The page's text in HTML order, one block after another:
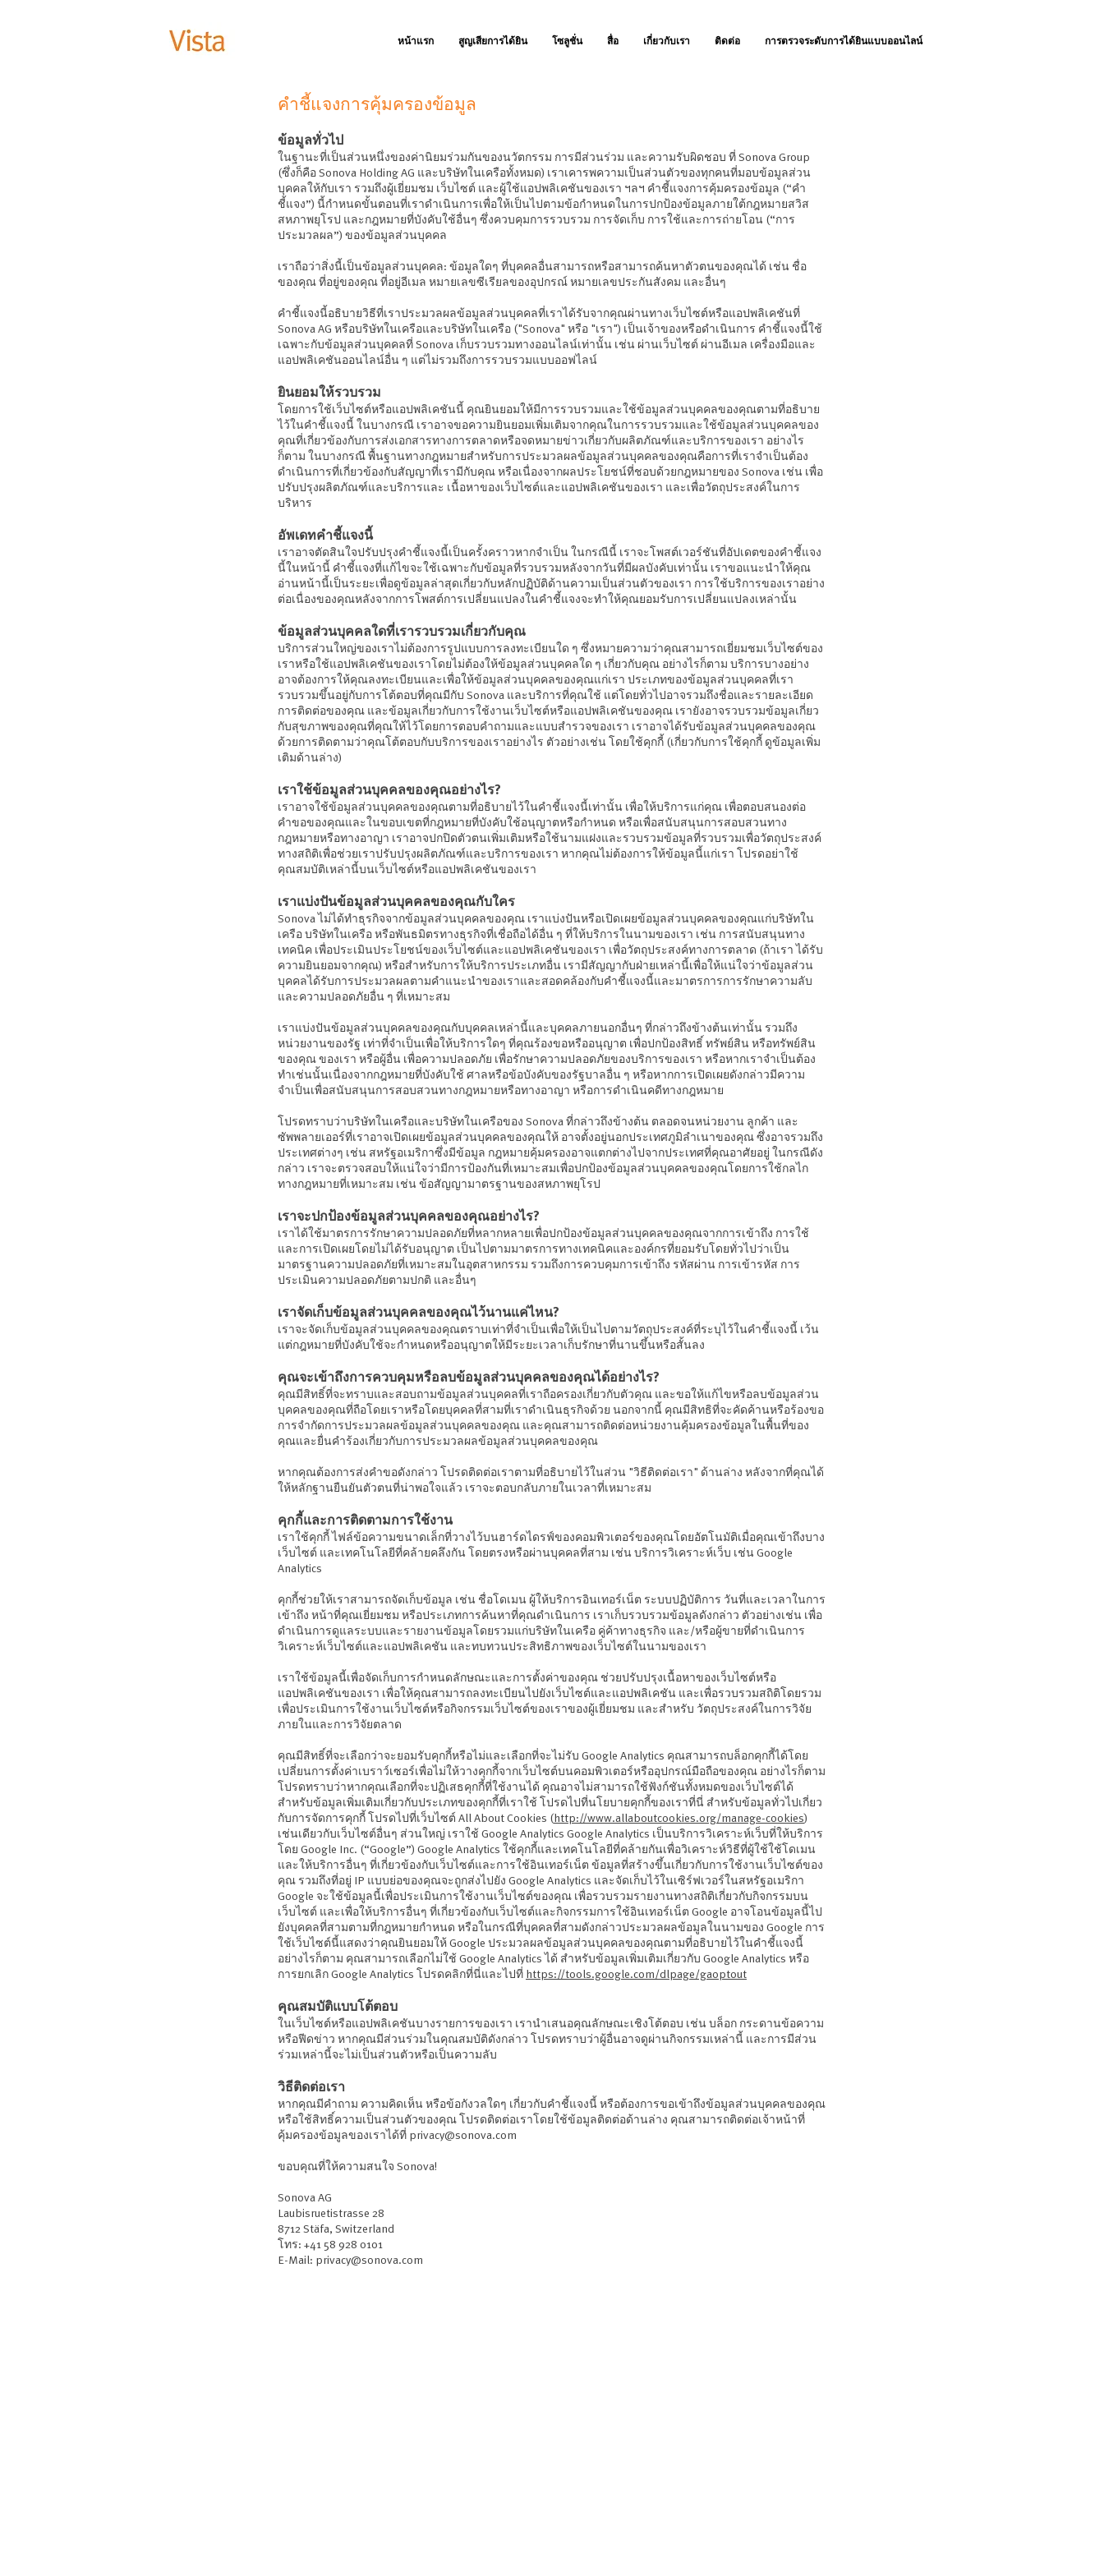
หน้าแรก สูญเสียการได้ยิน โซลูชั่น สื่อ เกี่ยวกับเรา ติดต่อ การตรวจระดับการได้ยินแบบออนไลน์
คำชี้แจงการคุ้มครองข้อมูล
ข้อมูลทั่วไป
ในฐานะที่เป็นส่วนหนึ่งของค่านิยมร่วมกันของนวัตกรรม การมีส่วนร่วม และความรับผิดชอบ ที่ Sonova Group
(ซึ่งก็คือ Sonova Holding AG และบริษัทในเครือทั้งหมด) เราเคารพความเป็นส่วนตัวของทุกคนที่มอบข้อมูลส่วน
บุคคลให้กับเรา รวมถึงผู้เยี่ยมชม เว็บไซต์ และผู้ใช้แอปพลิเคชันของเรา ฯลฯ คำชี้แจงการคุ้มครองข้อมูล (“คำ
ชี้แจง”) นี้กำหนดขั้นตอนที่เราดำเนินการเพื่อให้เป็นไปตามข้อกำหนดในการปกป้องข้อมูลภายใต้กฎหมายสวิส
สหภาพยุโรป และกฎหมายที่บังคับใช้อื่นๆ ซึ่งควบคุมการรวบรวม การจัดเก็บ การใช้และการถ่ายโอน (“การ
ประมวลผล”) ของข้อมูลส่วนบุคคล
เราถือว่าสิ่งนี้เป็นข้อมูลส่วนบุคคล: ข้อมูลใดๆ ที่บุคคลอื่นสามารถหรือสามารถค้นหาตัวตนของคุณได้ เช่น ชื่อ
ของคุณ ที่อยู่ของคุณ ที่อยู่อีเมล หมายเลขซีเรียลของอุปกรณ์ หมายเลขประกันสังคม และอื่นๆ
คำชี้แจงนี้อธิบายวิธีที่เราประมวลผลข้อมูลส่วนบุคคลที่เราได้รับจากคุณผ่านทางเว็บไซต์หรือแอปพลิเคชันที่
Sonova AG หรือบริษัทในเครือและบริษัทในเครือ ("Sonova" หรือ "เรา") เป็นเจ้าของหรือดำเนินการ คำชี้แจงนี้ใช้
เฉพาะกับข้อมูลส่วนบุคคลที่ Sonova เก็บรวบรวมทางออนไลน์เท่านั้น เช่น ผ่านเว็บไซต์ ผ่านอีเมล เครื่องมือและ
แอปพลิเคชันออนไลน์อื่น ๆ แต่ไม่รวมถึงการรวบรวมแบบออฟไลน์
ยินยอมให้รวบรวม
โดยการใช้เว็บไซต์หรือแอปพลิเคชันนี้ คุณยินยอมให้มีการรวบรวมและใช้ข้อมูลส่วนบุคคลของคุณตามที่อธิบาย
ไว้ในคำชี้แจงนี้ ในบางกรณี เราอาจขอความยินยอมเพิ่มเติมจากคุณในการรวบรวมและใช้ข้อมูลส่วนบุคคลของ
คุณที่เกี่ยวข้องกับการส่งเอกสารทางการตลาดหรือจดหมายข่าวเกี่ยวกับผลิตภัณฑ์และบริการของเรา อย่างไร
ก็ตาม ในบางกรณี พื้นฐานทางกฎหมายสำหรับการประมวลผลข้อมูลส่วนบุคคลของคุณคือการที่เราจำเป็นต้อง
ดำเนินการที่เกี่ยวข้องกับสัญญาที่เรามีกับคุณ หรือเนื่องจากผลประโยชน์ที่ชอบด้วยกฎหมายของ Sonova เช่น เพื่อ
ปรับปรุงผลิตภัณฑ์และบริการและ เนื้อหาของเว็บไซต์และแอปพลิเคชันของเรา และเพื่อวัตถุประสงค์ในการ
บริหาร
อัพเดทคำชี้แจงนี้
เราอาจตัดสินใจปรับปรุงคำชี้แจงนี้เป็นครั้งคราวหากจำเป็น ในกรณีนี้ เราจะโพสต์เวอร์ชันที่อัปเดตของคำชี้แจง
นี้ในหน้านี้ คำชี้แจงที่แก้ไขจะใช้เฉพาะกับข้อมูลที่รวบรวมหลังจากวันที่มีผลบังคับเท่านั้น เราขอแนะนำให้คุณ
อ่านหน้านี้เป็นระยะเพื่อดูข้อมูลล่าสุดเกี่ยวกับหลักปฏิบัติด้านความเป็นส่วนตัวของเรา การใช้บริการของเราอย่าง
ต่อเนื่องของคุณหลังจากการโพสต์การเปลี่ยนแปลงในคำชี้แจงจะทำให้คุณยอมรับการเปลี่ยนแปลงเหล่านั้น
ข้อมูลส่วนบุคคลใดที่เรารวบรวมเกี่ยวกับคุณ
บริการส่วนใหญ่ของเราไม่ต้องการรูปแบบการลงทะเบียนใด ๆ ซึ่งหมายความว่าคุณสามารถเยี่ยมชมเว็บไซต์ของ
เราหรือใช้แอปพลิเคชันของเราโดยไม่ต้องให้ข้อมูลส่วนบุคคลใด ๆ เกี่ยวกับคุณ อย่างไรก็ตาม บริการบางอย่าง
อาจต้องการให้คุณลงทะเบียนและเพื่อให้ข้อมูลส่วนบุคคลของคุณแก่เรา ประเภทของข้อมูลส่วนบุคคลที่เรา
รวบรวมขึ้นอยู่กับการโต้ตอบที่คุณมีกับ Sonova และบริการที่คุณใช้ แต่โดยทั่วไปอาจรวมถึงชื่อและรายละเอียด
การติดต่อของคุณ และข้อมูลเกี่ยวกับการใช้งานเว็บไซต์หรือแอปพลิเคชันของคุณ เรายังอาจรวบรวมข้อมูลเกี่ยว
กับสุขภาพของคุณที่คุณให้ไว้โดยการตอบคำถามและแบบสำรวจของเรา เราอาจได้รับข้อมูลส่วนบุคคลของคุณ
ด้วยการติดตามว่าคุณโต้ตอบกับบริการของเราอย่างไร ตัวอย่างเช่น โดยใช้คุกกี้ (เกี่ยวกับการใช้คุกกี้ ดูข้อมูลเพิ่ม
เติมด้านล่าง)
เราใช้ข้อมูลส่วนบุคคลของคุณอย่างไร?
เราอาจใช้ข้อมูลส่วนบุคคลของคุณตามที่อธิบายไว้ในคำชี้แจงนี้เท่านั้น เพื่อให้บริการแก่คุณ เพื่อตอบสนองต่อ
คำขอของคุณและในขอบเขตที่กฎหมายที่บังคับใช้อนุญาตหรือกำหนด หรือเพื่อสนับสนุนการสอบสวนทาง
กฎหมายหรือทางอาญา เราอาจปกปิดตัวตนเพิ่มเติมหรือใช้นามแฝงและรวบรวมข้อมูลที่รวบรวมเพื่อวัตถุประสงค์
ทางสถิติเพื่อช่วยเราปรับปรุงผลิตภัณฑ์และบริการของเรา หากคุณไม่ต้องการให้ข้อมูลนี้แก่เรา โปรดอย่าใช้
คุณสมบัติเหล่านี้บนเว็บไซต์หรือแอปพลิเคชันของเรา
เราแบ่งปันข้อมูลส่วนบุคคลของคุณกับใคร
Sonova ไม่ได้ทำธุรกิจจากข้อมูลส่วนบุคคลของคุณ เราแบ่งปันหรือเปิดเผยข้อมูลส่วนบุคคลของคุณแก่บริษัทใน
เครือ บริษัทในเครือ หรือพันธมิตรทางธุรกิจที่เชื่อถือได้อื่น ๆ ที่ให้บริการในนามของเรา เช่น การสนับสนุนทาง
เทคนิค เพื่อประเมินประโยชน์ของเว็บไซต์และแอปพลิเคชันของเรา เพื่อวัตถุประสงค์ทางการตลาด (ถ้าเรา ได้รับ
ความยินยอมจากคุณ) หรือสำหรับการให้บริการประเภทอื่น เรามีสัญญากับฝ่ายเหล่านี้เพื่อให้แน่ใจว่าข้อมูลส่วน
บุคคลได้รับการประมวลผลตามคำแนะนำของเราและสอดคล้องกับคำชี้แจงนี้และมาตรการการรักษาความลับ
และความปลอดภัยอื่น ๆ ที่เหมาะสม
เราแบ่งปันข้อมูลส่วนบุคคลของคุณกับบุคคลเหล่านี้และบุคคลภายนอกอื่นๆ ที่กล่าวถึงข้างต้นเท่านั้น รวมถึง
หน่วยงานของรัฐ เท่าที่จำเป็นเพื่อให้บริการใดๆ ที่คุณร้องขอหรืออนุญาต เพื่อปกป้องสิทธิ์ ทรัพย์สิน หรือทรัพย์สิน
ของคุณ ของเรา หรือผู้อื่น เพื่อความปลอดภัย เพื่อรักษาความปลอดภัยของบริการของเรา หรือหากเราจำเป็นต้อง
ทำเช่นนั้นเนื่องจากกฎหมายที่บังคับใช้ ศาลหรือข้อบังคับของรัฐบาลอื่น ๆ หรือหากการเปิดเผยดังกล่าวมีความ
จำเป็นเพื่อสนับสนุนการสอบสวนทางกฎหมายหรือทางอาญา หรือการดำเนินคดีทางกฎหมาย
โปรดทราบว่าบริษัทในเครือและบริษัทในเครือของ Sonova ที่กล่าวถึงข้างต้น ตลอดจนหน่วยงาน ลูกค้า และ
ซัพพลายเออร์ที่เราอาจเปิดเผยข้อมูลส่วนบุคคลของคุณให้ อาจตั้งอยู่นอกประเทศภูมิลำเนาของคุณ ซึ่งอาจรวมถึง
ประเทศต่างๆ เช่น สหรัฐอเมริกาซึ่งมีข้อมูล กฎหมายคุ้มครองอาจแตกต่างไปจากประเทศที่คุณอาศัยอยู่ ในกรณีดัง
กล่าว เราจะตรวจสอบให้แน่ใจว่ามีการป้องกันที่เหมาะสมเพื่อปกป้องข้อมูลส่วนบุคคลของคุณโดยการใช้กลไก
ทางกฎหมายที่เหมาะสม เช่น ข้อสัญญามาตรฐานของสหภาพยุโรป
เราจะปกป้องข้อมูลส่วนบุคคลของคุณอย่างไร?
เราได้ใช้มาตรการรักษาความปลอดภัยที่หลากหลายเพื่อปกป้องข้อมูลส่วนบุคคลของคุณจากการเข้าถึง การใช้
และการเปิดเผยโดยไม่ได้รับอนุญาต เป็นไปตามมาตรการทางเทคนิคและองค์กรที่ยอมรับโดยทั่วไปว่าเป็น
มาตรฐานความปลอดภัยที่เหมาะสมในอุตสาหกรรม รวมถึงการควบคุมการเข้าถึง รหัสผ่าน การเข้ารหัส การ
ประเมินความปลอดภัยตามปกติ และอื่นๆ
เราจัดเก็บข้อมูลส่วนบุคคลของคุณไว้นานแค่ไหน?
เราจะจัดเก็บข้อมูลส่วนบุคคลของคุณตราบเท่าที่จำเป็นเพื่อให้เป็นไปตามวัตถุประสงค์ที่ระบุไว้ในคำชี้แจงนี้ เว้น
แต่กฎหมายที่บังคับใช้จะกำหนดหรืออนุญาตให้มีระยะเวลาเก็บรักษาที่นานขึ้นหรือสั้นลง
คุณจะเข้าถึงการควบคุมหรือลบข้อมูลส่วนบุคคลของคุณได้อย่างไร?
คุณมีสิทธิ์ที่จะทราบและสอบถามข้อมูลส่วนบุคคลที่เราถือครองเกี่ยวกับตัวคุณ และขอให้แก้ไขหรือลบข้อมูลส่วน
บุคคลของคุณที่ถือโดยเราหรือโดยบุคคลที่สามที่เราดำเนินธุรกิจด้วย นอกจากนี้ คุณมีสิทธิที่จะคัดค้านหรือร้องขอ
การจำกัดการประมวลผลข้อมูลส่วนบุคคลของคุณ และคุณสามารถติดต่อหน่วยงานคุ้มครองข้อมูลในพื้นที่ของ
คุณและยื่นคำร้องเกี่ยวกับการประมวลผลข้อมูลส่วนบุคคลของคุณ
หากคุณต้องการส่งคำขอดังกล่าว โปรดติดต่อเราตามที่อธิบายไว้ในส่วน "วิธีติดต่อเรา" ด้านล่าง หลังจากที่คุณได้
ให้หลักฐานยืนยันตัวตนที่น่าพอใจแล้ว เราจะตอบกลับภายในเวลาที่เหมาะสม
คุกกี้และการติดตามการใช้งาน
เราใช้คุกกี้ ไฟล์ข้อความขนาดเล็กที่วางไว้บนฮาร์ดไดรฟ์ของคอมพิวเตอร์ของคุณโดยอัตโนมัติเมื่อคุณเข้าถึงบาง
เว็บไซต์ และเทคโนโลยีที่คล้ายคลึงกัน โดยตรงหรือผ่านบุคคลที่สาม เช่น บริการวิเคราะห์เว็บ เช่น Google
Analytics
คุกกี้ช่วยให้เราสามารถจัดเก็บข้อมูล เช่น ชื่อโดเมน ผู้ให้บริการอินเทอร์เน็ต ระบบปฏิบัติการ วันที่และเวลาในการ
เข้าถึง หน้าที่คุณเยี่ยมชม หรือประเภทการค้นหาที่คุณดำเนินการ เราเก็บรวบรวมข้อมูลดังกล่าว ตัวอย่างเช่น เพื่อ
ดำเนินการดูแลระบบและรายงานข้อมูลโดยรวมแก่บริษัทในเครือ คู่ค้าทางธุรกิจ และ/หรือผู้ขายที่ดำเนินการ
วิเคราะห์เว็บไซต์และแอปพลิเคชัน และทบทวนประสิทธิภาพของเว็บไซต์ในนามของเรา
เราใช้ข้อมูลนี้เพื่อจัดเก็บการกำหนดลักษณะและการตั้งค่าของคุณ ช่วยปรับปรุงเนื้อหาของเว็บไซต์หรือ
แอปพลิเคชันของเรา เพื่อให้คุณสามารถลงทะเบียนไปยังเว็บไซต์และแอปพลิเคชัน และเพื่อรวบรวมสถิติโดยรวม
เพื่อประเมินการใช้งานเว็บไซต์หรือกิจกรรมเว็บไซต์ของเราของผู้เยี่ยมชม และสำหรับ วัตถุประสงค์ในการวิจัย
ภายในและการวิจัยตลาด
คุณมีสิทธิ์ที่จะเลือกว่าจะยอมรับคุกกี้หรือไม่และเลือกที่จะไม่รับ Google Analytics คุณสามารถบล็อกคุกกี้ได้โดย
เปลี่ยนการตั้งค่าเบราว์เซอร์เพื่อไม่ให้วางคุกกี้จากเว็บไซต์บนคอมพิวเตอร์หรืออุปกรณ์มือถือของคุณ อย่างไรก็ตาม
โปรดทราบว่าหากคุณเลือกที่จะปฏิเสธคุกกี้ที่ใช้งานได้ คุณอาจไม่สามารถใช้ฟังก์ชันทั้งหมดของเว็บไซต์ได้
สำหรับข้อมูลเพิ่มเติมเกี่ยวกับประเภทของคุกกี้ที่เราใช้ โปรดไปที่นโยบายคุกกี้ของเราที่นี่ สำหรับข้อมูลทั่วไปเกี่ยว
กับการจัดการคุกกี้ โปรดไปที่เว็บไซต์ All About Cookies (http://www.allaboutcookies.org/manage-cookies)
เช่นเดียวกับเว็บไซต์อื่นๆ ส่วนใหญ่ เราใช้ Google Analytics Google Analytics เป็นบริการวิเคราะห์เว็บที่ให้บริการ
โดย Google Inc. (“Google”) Google Analytics ใช้คุกกี้และเทคโนโลยีที่คล้ายกันเพื่อวิเคราะห์วิธีที่ผู้ใช้ใช้โดเมน
และให้บริการอื่นๆ ที่เกี่ยวข้องกับเว็บไซต์และการใช้อินเทอร์เน็ต ข้อมูลที่สร้างขึ้นเกี่ยวกับการใช้งานเว็บไซต์ของ
คุณ รวมถึงที่อยู่ IP แบบย่อของคุณจะถูกส่งไปยัง Google Analytics และจัดเก็บไว้ในเซิร์ฟเวอร์ในสหรัฐอเมริกา
Google จะใช้ข้อมูลนี้เพื่อประเมินการใช้งานเว็บไซต์ของคุณ เพื่อรวบรวมรายงานทางสถิติเกี่ยวกับกิจกรรมบน
เว็บไซต์ และเพื่อให้บริการอื่นๆ ที่เกี่ยวข้องกับเว็บไซต์และกิจกรรมการใช้อินเทอร์เน็ต Google อาจโอนข้อมูลนี้ไป
ยังบุคคลที่สามตามที่กฎหมายกำหนด หรือในกรณีที่บุคคลที่สามดังกล่าวประมวลผลข้อมูลในนามของ Google การ
ใช้เว็บไซต์นี้แสดงว่าคุณยินยอมให้ Google ประมวลผลข้อมูลส่วนบุคคลของคุณตามที่อธิบายไว้ในคำชี้แจงนี้
อย่างไรก็ตาม คุณสามารถเลือกไม่ใช้ Google Analytics ได้ สำหรับข้อมูลเพิ่มเติมเกี่ยวกับ Google Analytics หรือ
การยกเลิก Google Analytics โปรดคลิกที่นี่และไปที่https://tools.google.com/dlpage/gaoptout
คุณสมบัติแบบโต้ตอบ
ในเว็บไซต์หรือแอปพลิเคชันบางรายการของเรา เรานำเสนอคุณลักษณะเชิงโต้ตอบ เช่น บล็อก กระดานข้อความ
หรือฟีดข่าว หากคุณมีส่วนร่วมในคุณสมบัติดังกล่าว โปรดทราบว่าผู้อื่นอาจดูผ่านกิจกรรมเหล่านี้ และการมีส่วน
ร่วมเหล่านี้จะไม่เป็นส่วนตัวหรือเป็นความลับ
วิธีติดต่อเรา
หากคุณมีคำถาม ความคิดเห็น หรือข้อกังวลใดๆ เกี่ยวกับคำชี้แจงนี้ หรือต้องการขอเข้าถึงข้อมูลส่วนบุคคลของคุณ
หรือใช้สิทธิ์ความเป็นส่วนตัวของคุณ โปรดติดต่อเราโดยใช้ข้อมูลติดต่อด้านล่าง คุณสามารถติดต่อเจ้าหน้าที่
คุ้มครองข้อมูลของเราได้ที่privacy@sonova.com
ขอบคุณที่ให้ความสนใจ Sonova!
Sonova AG
Laubisruetistrasse 28
8712 Stäfa, Switzerland
โทร: +41 58 928 0101
E-Mail: privacy@sonova.com